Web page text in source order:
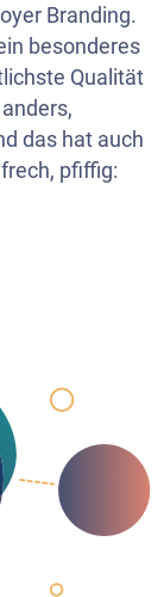
Branding.
besonderes
Qualität
das hat auch
pfiffig: